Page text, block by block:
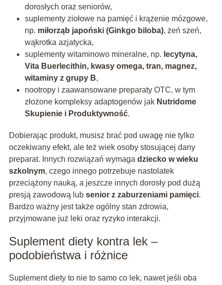
dorosłych oraz seniorów,
suplementy ziołowe na pamięć i krążenie mózgowe,
np. miłorząb japoński (Ginkgo biloba), żeń szeń,
wąkrotka azjatycka,
suplementy witaminowo mineralne, np. lecytyna,
Vita Buerlecithin, kwasy omega, tran, magnez,
witaminy z grupy B,
nootropy i zaawansowane preparaty OTC, w tym
złożone kompleksy adaptogenów jak Nutridome
Skupienie i Produktywność.
Dobierając produkt, musisz brać pod uwagę nie tylko
oczekiwany efekt, ale też wiek osoby stosującej dany
preparat. Innych rozwiązań wymaga dziecko w wieku
szkolnym, czego innego potrzebuje nastolatek
przeciążony nauką, a jeszcze innych dorosły pod dużą
presją zawodową lub senior z zaburzeniami pamięci.
Bardzo ważny jest także ogólny stan zdrowia,
przyjmowane już leki oraz ryzyko interakcji.
Suplement diety kontra lek –
podobieństwa i różnice
Suplement diety to nie to samo co lek, nawet jeśli oba